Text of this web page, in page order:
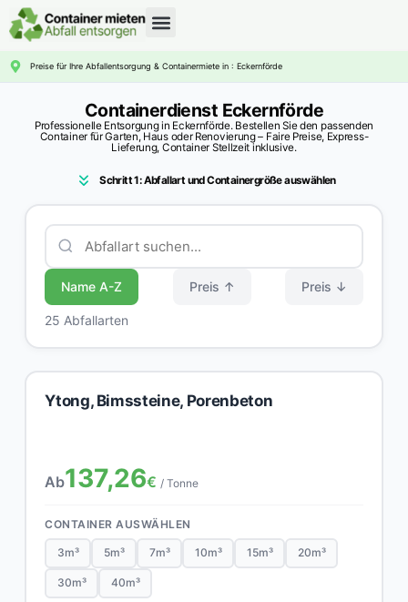
Preise für Ihre Abfallentsorgung & Containermiete in : Eckernförde
Containerdienst Eckernförde
Professionelle Entsorgung in Eckernförde. Bestellen Sie den passenden
Container für Garten, Haus oder Renovierung – Faire Preise, Express-
Lieferung, Container Stellzeit inklusive.
Schritt 1: Abfallart und Containergröße auswählen
Name A-Z Preis ↑ Preis ↓
25 Abfallarten
Ytong, Bimssteine, Porenbeton
Ab137,26€ / Tonne
CONTAINER AUSWÄHLEN
3m³ 5m³ 7m³ 10m³ 15m³ 20m³
30m³ 40m³